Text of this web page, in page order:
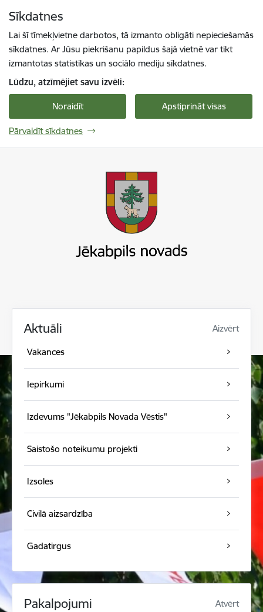
Sīkdatnes
Lai šī tīmekļvietne darbotos, tā izmanto obligāti nepieciešamās
sīkdatnes. Ar Jūsu piekrišanu papildus šajā vietnē var tikt
izmantotas statistikas un sociālo mediju sīkdatnes.
Lūdzu, atzīmējiet savu izvēli:
Noraidīt Apstiprināt visas
Pārvaldīt sīkdatnes
Aktuāli Aizvērt
Vakances
Iepirkumi
Izdevums "Jēkabpils Novada Vēstis"
Saistošo noteikumu projekti
Izsoles
Civilā aizsardzība
Gadatirgus
Pakalpojumi Atvērt